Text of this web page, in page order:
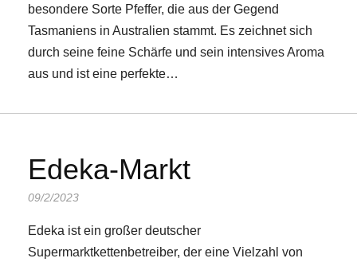
besondere Sorte Pfeffer, die aus der Gegend
Tasmaniens in Australien stammt. Es zeichnet sich
durch seine feine Schärfe und sein intensives Aroma
aus und ist eine perfekte…
Edeka-Markt
09/2/2023
Edeka ist ein großer deutscher
Supermarktkettenbetreiber, der eine Vielzahl von